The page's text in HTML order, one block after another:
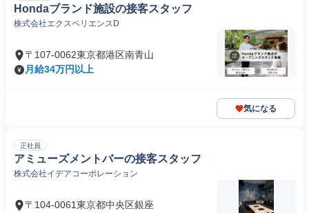
Hondaブランド施設の接客スタッフ
株式会社エクスペリエンスD
〒107-0062東京都港区南青山
月給34万円以上
気になる
正社員
アミューズメントバーの接客スタッフ
株式会社イデアコーポレーション
〒104-0061東京都中央区銀座